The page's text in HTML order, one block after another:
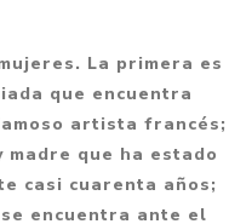
La primera es
que encuentra
artista francés;
madre que ha estado
casi cuarenta años;
encuentra ante el